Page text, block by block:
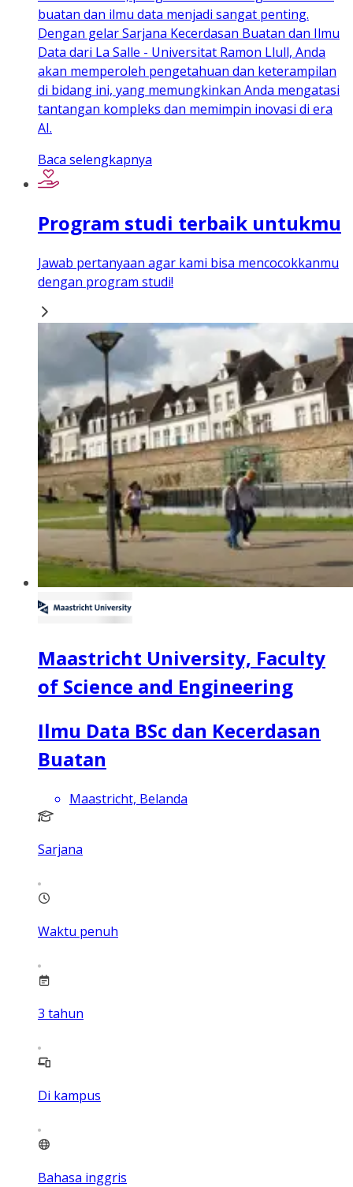
buatan dan ilmu data menjadi sangat penting.
Dengan gelar Sarjana Kecerdasan Buatan dan Ilmu
Data dari La Salle - Universitat Ramon Llull, Anda
akan memperoleh pengetahuan dan keterampilan
di bidang ini, yang memungkinkan Anda mengatasi
tantangan kompleks dan memimpin inovasi di era
AI.
Baca selengkapnya
Program studi terbaik untukmu
Jawab pertanyaan agar kami bisa mencocokkanmu
dengan program studi!
Maastricht University, Faculty
of Science and Engineering
Ilmu Data BSc dan Kecerdasan
Buatan
Maastricht, Belanda
Sarjana
Waktu penuh
3 tahun
Di kampus
Bahasa inggris